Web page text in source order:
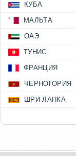
КУБА
МАЛЬТА
ОАЭ
ТУНИС
ФРАНЦИЯ
ЧЕРНОГОРИЯ
ШРИ-ЛАНКА